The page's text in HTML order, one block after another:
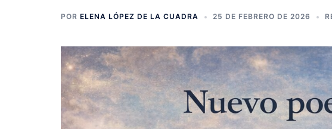
POR ELENA LÓPEZ DE LA CUADRA 25 DE FEBRERO DE 2026